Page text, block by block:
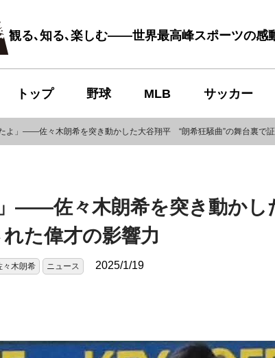
観る､知る､楽しむ――世界最高峰スポーツの感
トップ 野球 MLB サッカー
たよ」――佐々木朗希を突き動かした大谷翔平 “朗希狂騒曲”の舞台裏で
」――佐々木朗希を突き動か
た偉才の影響力
々木朗希 ニュース 2025/1/19